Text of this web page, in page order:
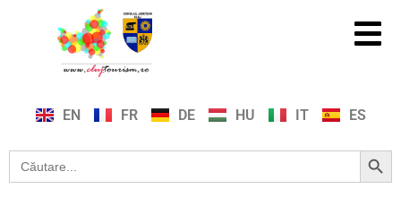
EN FR DE HU IT ES
Search
for:
Search Button